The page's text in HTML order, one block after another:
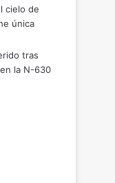
cielo de
única
tras
la N-630